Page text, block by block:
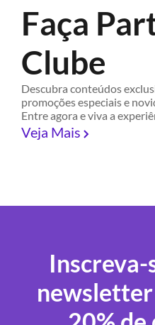
Faça
Clube
Descubra conteúdos
promoções especiais e
Entre agora e viva a
Veja Mais
Inscreva-
newsletter